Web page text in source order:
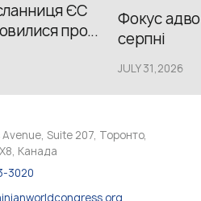
ЄС
про...
Фокус
серпні
JULY 31,2026
Avenue, Suite 207, Торонто,
Канада
3020